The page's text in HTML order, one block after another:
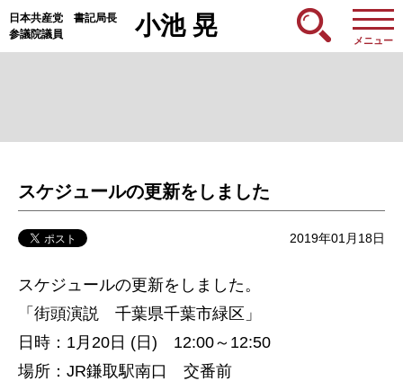
日本共産党 書記局長
参議院議員
小池 晃
メニュー
スケジュールの更新をしました
2019年01月18日
スケジュールの更新をしました。
「街頭演説 千葉県千葉市緑区」
日時：1月20日 (日) 12:00～12:50
場所：JR鎌取駅南口 交番前